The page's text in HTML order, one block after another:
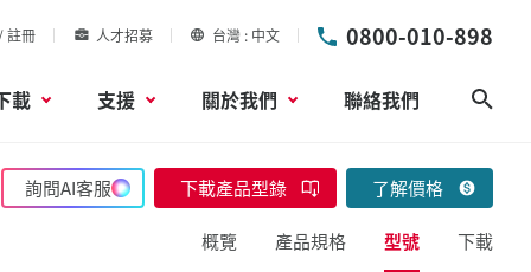
註冊 人才招募 台灣 中文 0800-010-898
載 支援 關於我們 聯絡我們
詢問AI客服 下載產品型錄 了解價格
概覽 產品規格 型號 下載